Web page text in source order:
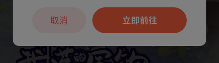
本章节仅支持App阅读，可打开App新用
户7天免费看立即前往
取消